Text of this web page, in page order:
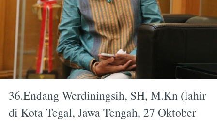
36.Endang Werdiningsih, SH, M.Kn (lahir
di Kota Tegal, Jawa Tengah, 27 Oktober